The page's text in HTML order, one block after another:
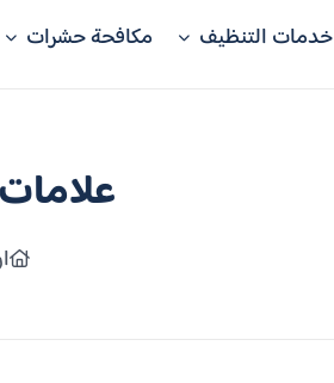
خدمات التنظيف مكافحة حشرات